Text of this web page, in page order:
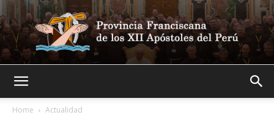
Home
Actualidad